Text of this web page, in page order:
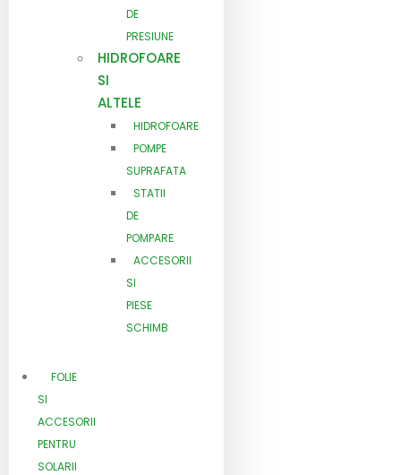
DE
PRESIUNE
HIDROFOARE
SI
ALTELE
HIDROFOARE
POMPE
SUPRAFATA
STATII
DE
POMPARE
ACCESORII
SI
PIESE
SCHIMB
FOLIE
SI
ACCESORII
PENTRU
SOLARII